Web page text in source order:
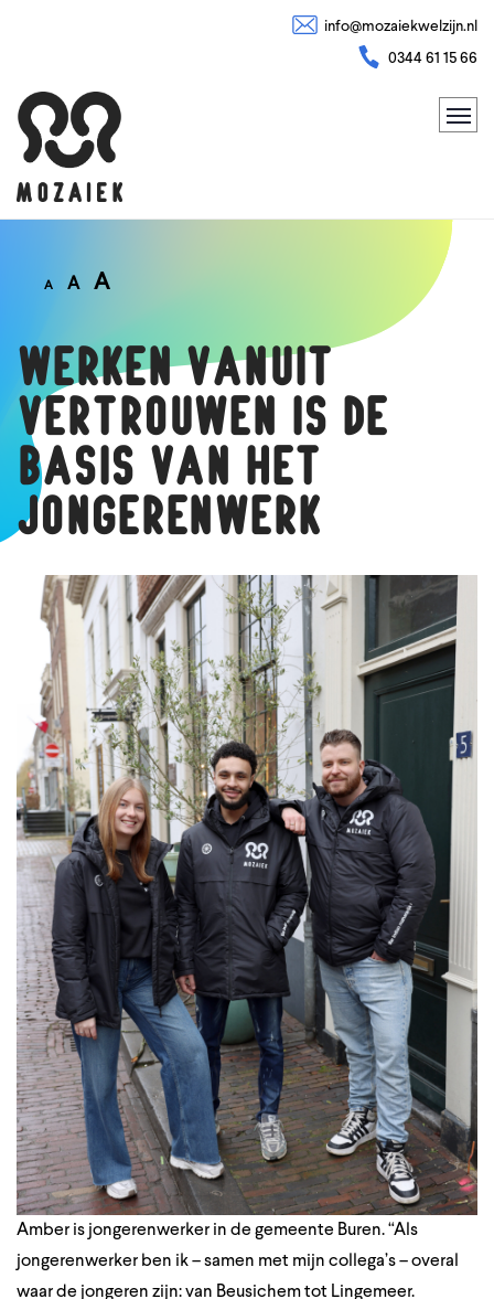
info@mozaiekwelzijn.nl
0344 61 15 66
A A A
Werken vanuit
vertrouwen is de
basis van het
jongerenwerk
Amber is jongerenwerker in de gemeente Buren. “Als
jongerenwerker ben ik – samen met mijn collega’s – overal
waar de jongeren zijn: van Beusichem tot Lingemeer.